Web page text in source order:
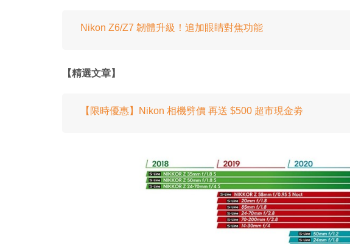
Nikon Z6/Z7 韌體升級！追加眼睛對焦功能
【精選文章】
【限時優惠】Nikon 相機劈價 再送 $500 超市現金劵